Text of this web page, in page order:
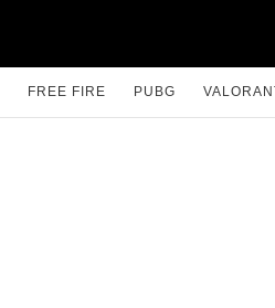
FREE FIRE PUBG